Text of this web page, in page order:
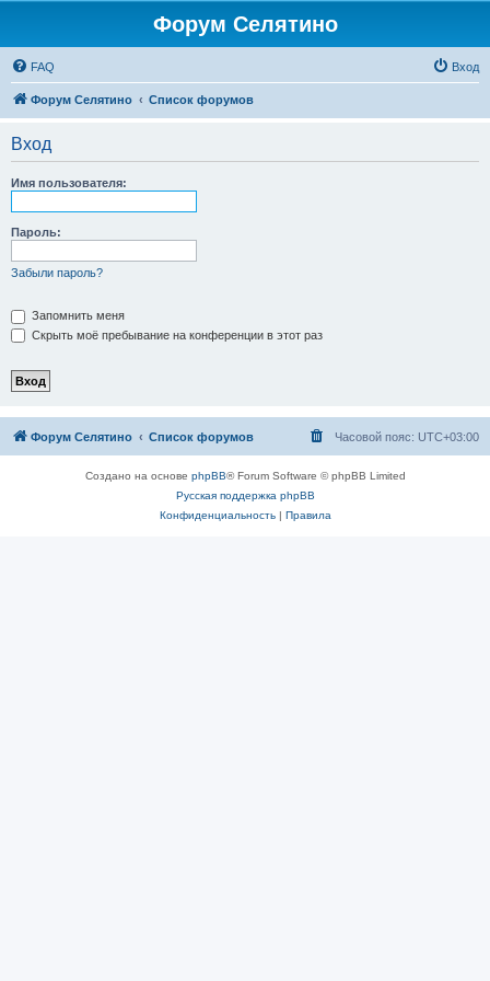
Форум Селятино
FAQ Вход
Форум Селятино Список форумов
Вход
Имя пользователя:
Пароль:
Забыли пароль?
Запомнить меня
Скрыть моё пребывание на конференции в этот раз
Форум Селятино Список форумов Часовой пояс: UTC+03:00
Создано на основе phpBB® Forum Software © phpBB Limited
Русская поддержка phpBB
Конфиденциальность| Правила